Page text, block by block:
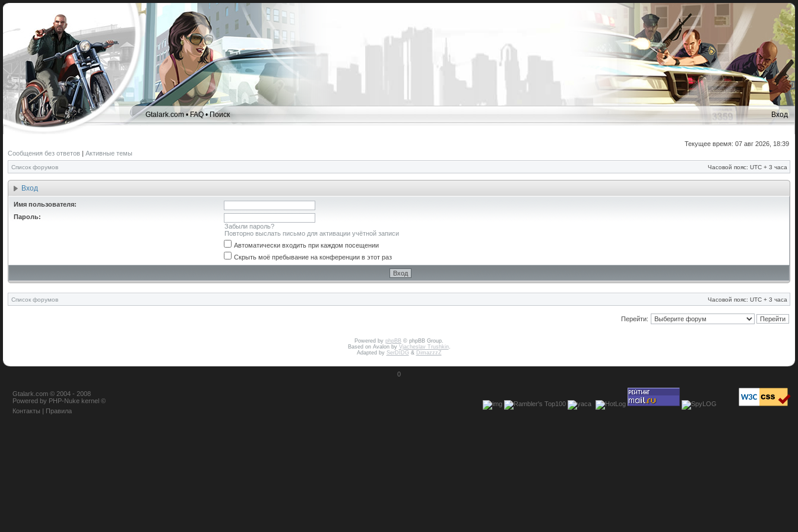
Gtalark.com •FAQ•Поиск Вход
Текущее время: 07 авг 2026, 18:39
Сообщения без ответов | Активные темы
Список форумов Часовой пояс: UTC + 3 часа
Вход
Имя пользователя:
Пароль:
Забыли пароль?
Повторно выслать письмо для активации учётной записи
Автоматически входить при каждом посещении
Скрыть моё пребывание на конференции в этот раз
Список форумов Часовой пояс: UTC + 3 часа
Перейти:
Powered by phpBB © phpBB Group.
Based on Avalon by Vjacheslav Trushkin.
Adapted by SerDIDG& DimazzzZ
0
Gtalark.com © 2004 - 2008
Powered by PHP-Nuke kernel ©
Контакты | Правила